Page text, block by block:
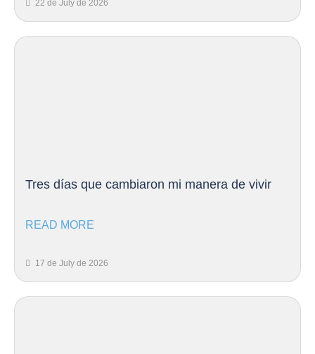
22 de July de 2026
Tres días que cambiaron mi manera de vivir
READ MORE
17 de July de 2026